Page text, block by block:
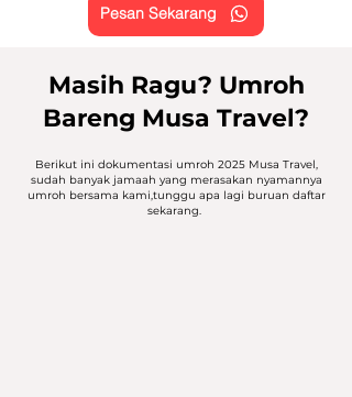
Pesan Sekarang
Masih Ragu? Umroh
Bareng Musa Travel?
Berikut ini dokumentasi umroh 2025 Musa Travel,
sudah banyak jamaah yang merasakan nyamannya
umroh bersama kami,tunggu apa lagi buruan daftar
sekarang.